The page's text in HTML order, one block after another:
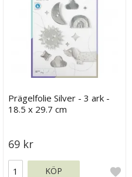
Prägelfolie Silver - 3 ark -
18.5 x 29.7 cm
69 kr
KÖP